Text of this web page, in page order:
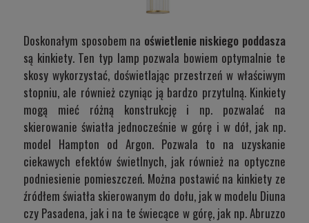
Doskonałym sposobem na oświetlenie niskiego poddasza
są kinkiety. Ten typ lamp pozwala bowiem optymalnie te
skosy wykorzystać, doświetlając przestrzeń w właściwym
stopniu, ale również czyniąc ją bardzo przytulną. Kinkiety
mogą mieć różną konstrukcję i np. pozwalać na
skierowanie światła jednocześnie w górę i w dół, jak np.
model Hampton od Argon. Pozwala to na uzyskanie
ciekawych efektów świetlnych, jak również na optyczne
podniesienie pomieszczeń. Można postawić na kinkiety ze
źródłem światła skierowanym do dołu, jak w modelu Diuna
czy Pasadena, jak i na te świecące w górę, jak np.Abruzzo